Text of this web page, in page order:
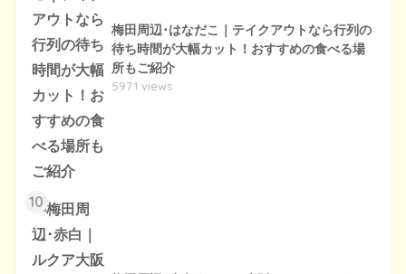
梅田周辺･はなだこ｜テイクアウトなら行列の
待ち時間が大幅カット！おすすめの食べる場
所もご紹介
5971 views
10